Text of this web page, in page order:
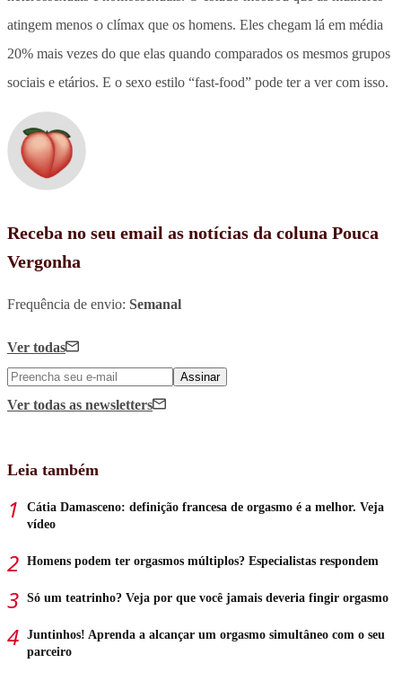
atingem menos o clímax que os homens. Eles chegam lá em média
20% mais vezes do que elas quando comparados os mesmos grupos
sociais e etários. E o sexo estilo “fast-food” pode ter a ver com isso.
Receba no seu email as notícias da coluna Pouca
Vergonha
Frequência de envio: Semanal
Ver todas
Assinar
Ver todas as newsletters
Leia também
Cátia Damasceno: definição francesa de orgasmo é a melhor. Veja
vídeo
Homens podem ter orgasmos múltiplos? Especialistas respondem
Só um teatrinho? Veja por que você jamais deveria fingir orgasmo
Juntinhos! Aprenda a alcançar um orgasmo simultâneo com o seu
parceiro